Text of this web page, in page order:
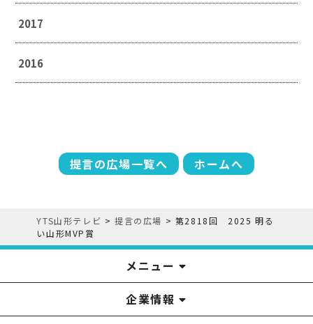
2017
2016
提言の広場一覧へ ホームへ
YTS山形テレビ >提言の広場 > 第2818回 2025 明る
い山形MVP賞
メニュー
YTSニュース
番組
アナウンサー
プレゼント
イベント
みるるん星人
YTS見学ツアー
番組表
お問い合わせ
企業情報